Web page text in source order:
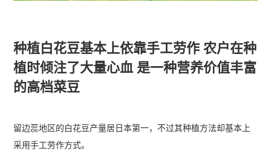
种植白花豆基本上依靠手工劳作 农户在种
植时倾注了大量心血 是一种营养价值丰富
的高档菜豆
留边蕊地区的白花豆产量居日本第一，不过其种植方法却基本上
采用手工劳作方式。